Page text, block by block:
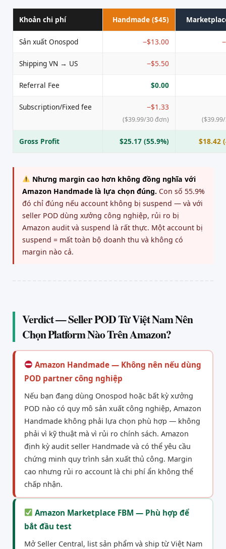
Khoản chi phí Handmade ($45)
Sản xuất Onospod −$13.00
Shipping VN → US −$5.50
Referral Fee $0.00
Subscription/Fixed fee −$1.33
($39.99/30 đơn)
Gross Profit $25.17 (55.9%) $18.42
Nhưng margin cao hơn không đồng nghĩa với
Amazon Handmade là lựa chọn đúng. Con số 55.9%
đó chỉ đúng nếu account không bị suspend — và với
seller POD dùng xưởng công nghiệp, rủi ro bị
Amazon audit và suspend là rất thực. Một account bị
suspend = mất toàn bộ doanh thu và không có
margin nào cả.
Verdict — Seller POD Từ Việt Nam Nên
Chọn Platform Nào Trên Amazon?
Amazon Handmade — Không nên nếu dùng
POD partner công nghiệp
Nếu bạn đang dùng Onospod hoặc bất kỳ xưởng
POD nào có quy mô sản xuất công nghiệp, Amazon
Handmade không phải lựa chọn phù hợp — không
phải vì kỹ thuật mà vì rủi ro chính sách. Amazon
định kỳ audit seller Handmade và có thể yêu cầu
chứng minh quy trình sản xuất thủ công. Margin
cao nhưng rủi ro account là chi phí ẩn không thể
chấp nhận.
Amazon Marketplace FBM — Phù hợp để
bắt đầu test
Mở Seller Central, list sản phẩm và ship từ Việt Nam